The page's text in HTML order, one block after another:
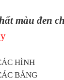
màu đen
HÌNH
BẢNG